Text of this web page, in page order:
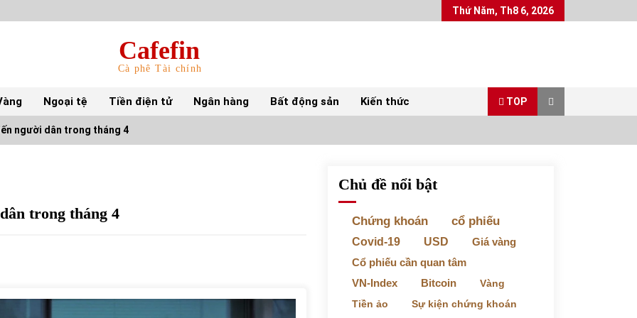
Thứ Năm, Th8 6, 2026
Cafefin
Cà phê Tài chính
Ngoại tệ Tiền điện tử Ngân hàng Bất động sản Kiến thức TOP
Top 10 mặt hàng Việt Nam xuất khẩu nhiều
nhất tháng 5/2022
Bất ổn từ các cuộc đấu giá đất ở Thanh Hoá
31/05/2022
Chứng khoán ngày 30/5/2022: Top 10 cổ
người dân trong tháng 4
trong tháng 4
Chủ đề nổi bật
Chứng khoán cổ phiếu
Covid-19 USD
Giá vàng
Cổ phiếu cần quan tâm
VN-Index Bitcoin
Vàng
Tiền ảo
Sự kiện chứng khoán